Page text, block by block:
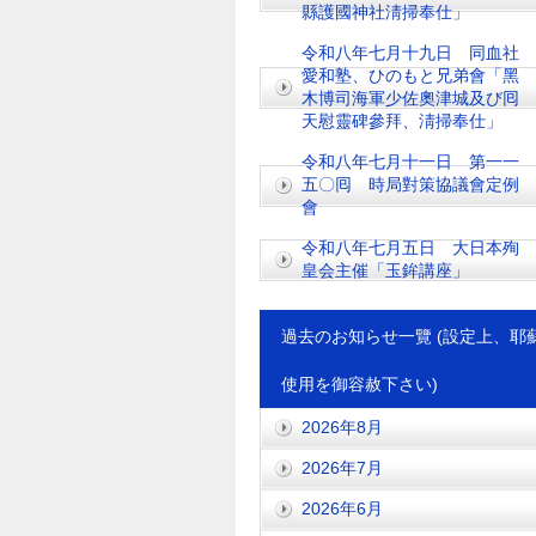
縣護國神社淸掃奉仕」
令和八年七月十九日 同血社
愛和塾、ひのもと兄弟會「黑
木博司海軍少佐奧津城及び囘
天慰靈碑參拜、淸掃奉仕」
令和八年七月十一日 第一一
五〇囘 時局對策協議會定例
會
令和八年七月五日 大日本殉
皇会主催「玉鉾講座」
過去のお知らせ一覽 (設定上、耶
使用を御容赦下さい)
2026年8月
2026年7月
2026年6月